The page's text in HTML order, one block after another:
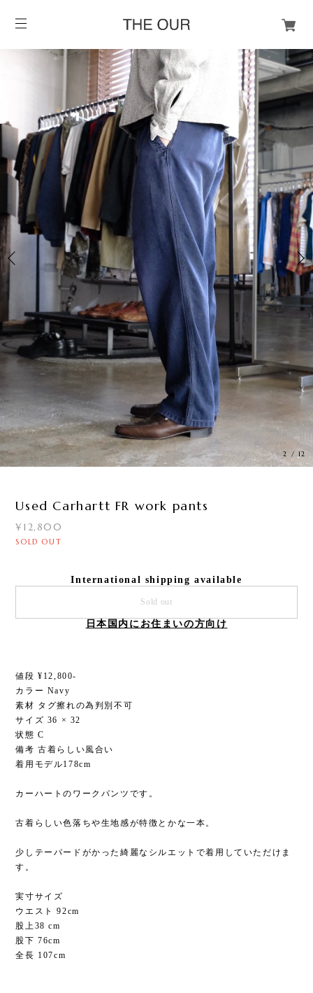
3 / 12
Used Carhartt FR work pants
¥12,800
SOLD OUT
International shipping available
Sold out
日本国内にお住まいの方向け
値段 ¥12,800-
カラー Navy
素材 タグ擦れの為判別不可
サイズ 36 × 32
状態 C
備考 古着らしい風合い
着用モデル178cm
カーハートのワークパンツです。
古着らしい色落ちや生地感が特徴とかな一本。
少しテーパードがかった綺麗なシルエットで着用していただけま
す。
実寸サイズ
ウエスト 92cm
股上38 cm
股下 76cm
全長 107cm